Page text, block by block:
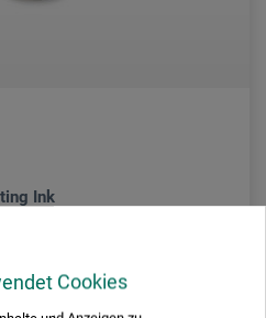
Cookies
Ink